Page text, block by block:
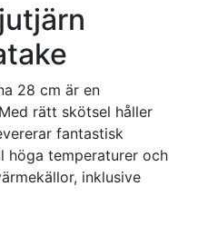
28 cm är en
rätt skötsel håller
fantastisk
höga temperaturer och
inklusive